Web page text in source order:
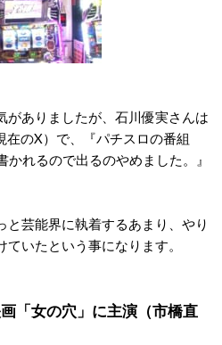
がありましたが、石川優実さんは
のX）で、『パチスロの番組
れるので出るのやめました。』
と芸能界に執着するあまり、やり
いたという事になります。
女の穴」に主演（市橋直